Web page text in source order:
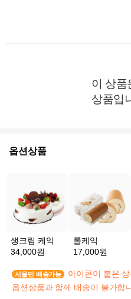
이 상품
상품입
옵션상품
생크림 케익
34,000원
롤케익
17,000원
서울만 배송가능
아이콘이 붙은
옵션상품과 함께 배송이 불가합